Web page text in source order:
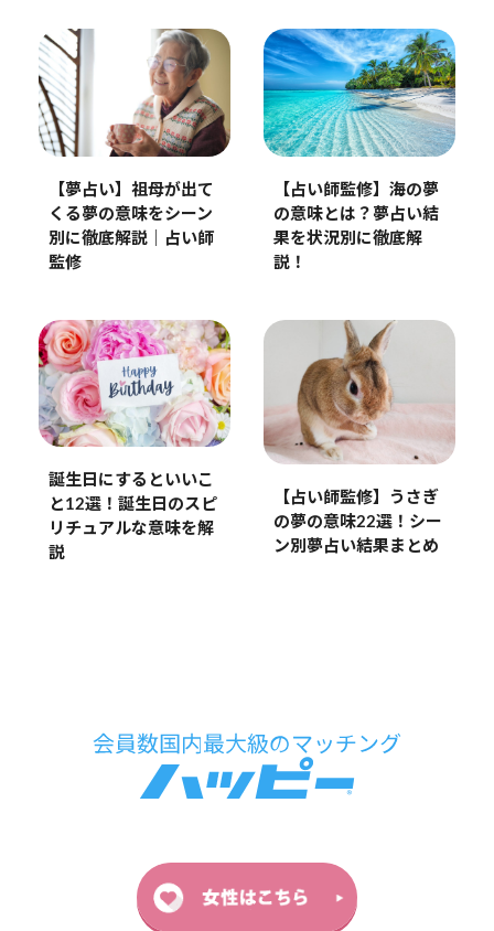
【夢占い】祖母が出て
くる夢の意味をシーン
別に徹底解説｜占い師
監修
【占い師監修】海の夢
の意味とは？夢占い結
果を状況別に徹底解
説！
誕生日にするといいこ
と12選！誕生日のスピ
リチュアルな意味を解
説
【占い師監修】うさぎ
の夢の意味22選！シー
ン別夢占い結果まとめ